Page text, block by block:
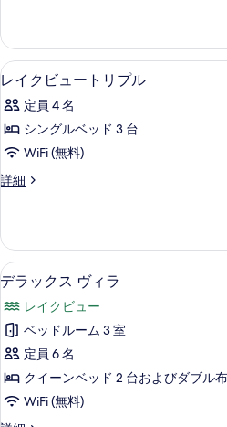
べ
て
の
写
真
を
表
す
る
の
詳
細
ル
ベ
ッ
ド
3
台
レ
ビ
ュ
ー
の
す
べ
て
の
ル
ー
ム
ン
グ
ベ
ッ
ド
レ
ク
ビ
ュ
ー
の
詳
細
レ
イ
ク
ビ
ー
リ
プ
ル
の
す
べ
て
の
高
1
レイクビュートリプル
定員 4 名
シングルベッド 3 台
WiFi (無料)
詳細
レ
ュ
ー
ト
プ
ル
の
詳
細
デ
ッ
ク
ス
ヴ
デ
1
デラックス ヴィラ
レイクビュー
ベッドルーム 3 室
定員 6 名
クイーンベッド 2 台およびダブル布
WiFi (無料)